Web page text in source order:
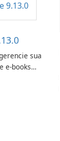
sua
e-books